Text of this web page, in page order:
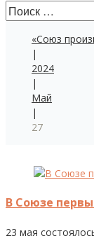
Поиск:
«Союз
|
2024
|
Май
|
27
День:
В Союзе
23 мая